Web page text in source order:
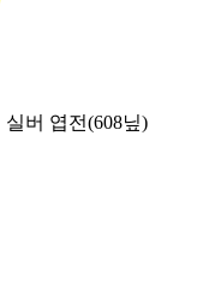
실버 엽전(608닢)